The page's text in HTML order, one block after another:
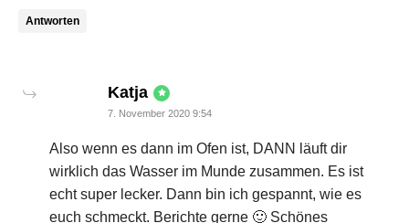
Antworten
Katja says:
7. November 2020 9:54
Also wenn es dann im Ofen ist, DANN läuft dir
wirklich das Wasser im Munde zusammen. Es ist
echt super lecker. Dann bin ich gespannt, wie es
euch schmeckt. Berichte gerne 🙂 Schönes